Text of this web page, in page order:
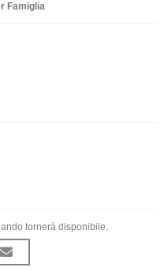
Famiglia
tornerà disponibile.